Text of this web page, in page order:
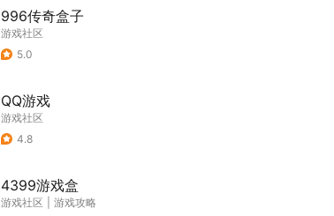
996传奇盒子
游戏社区
5.0
QQ游戏
游戏社区
4.8
4399游戏盒
游戏社区
游戏攻略